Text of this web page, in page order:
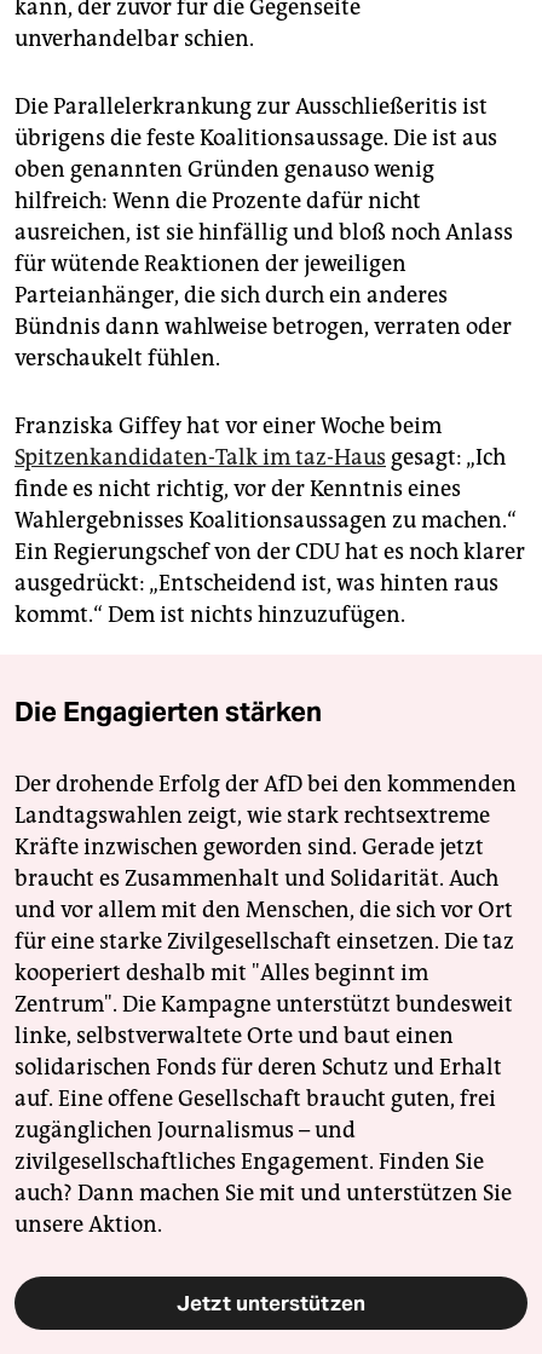
kann, der zuvor für die Gegenseite
unverhandelbar schien.
Die Parallelerkrankung zur Ausschließeritis ist
übrigens die feste Koalitionsaussage. Die ist aus
oben genannten Gründen genauso wenig
hilfreich: Wenn die Prozente dafür nicht
ausreichen, ist sie hinfällig und bloß noch Anlass
für wütende Reaktionen der jeweiligen
Parteianhänger, die sich durch ein anderes
Bündnis dann wahlweise betrogen, verraten oder
verschaukelt fühlen.
Franziska Giffey hat vor einer Woche beim
Spitzenkandidaten-Talk im taz-Haus gesagt: „Ich
finde es nicht richtig, vor der Kenntnis eines
Wahlergebnisses Koalitionsaussagen zu machen.“
Ein Regierungschef von der CDU hat es noch klarer
ausgedrückt: „Entscheidend ist, was hinten raus
kommt.“ Dem ist nichts hinzuzufügen.
Die Engagierten stärken
Der drohende Erfolg der AfD bei den kommenden
Landtagswahlen zeigt, wie stark rechtsextreme
Kräfte inzwischen geworden sind. Gerade jetzt
braucht es Zusammenhalt und Solidarität. Auch
und vor allem mit den Menschen, die sich vor Ort
für eine starke Zivilgesellschaft einsetzen. Die taz
kooperiert deshalb mit "Alles beginnt im
Zentrum". Die Kampagne unterstützt bundesweit
linke, selbstverwaltete Orte und baut einen
solidarischen Fonds für deren Schutz und Erhalt
auf. Eine offene Gesellschaft braucht guten, frei
zugänglichen Journalismus – und
zivilgesellschaftliches Engagement. Finden Sie
auch? Dann machen Sie mit und unterstützen Sie
unsere Aktion.
Jetzt unterstützen